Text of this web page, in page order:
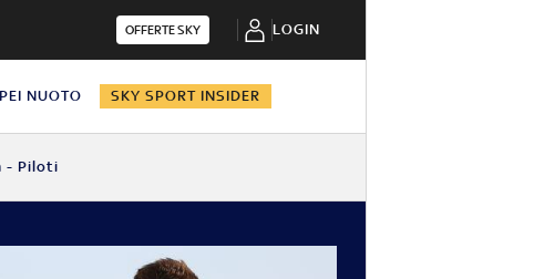
OFFERTE SKY LOGIN
NUOTO SKY SPORT INSIDER
- Piloti